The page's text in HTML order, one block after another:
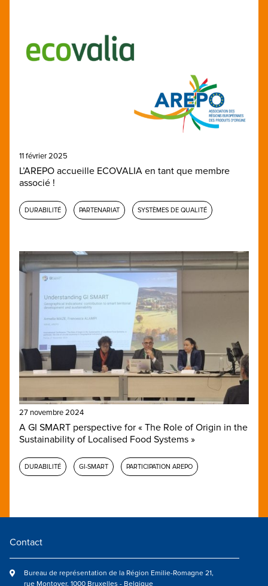
11 février 2025
L’AREPO accueille ECOVALIA en tant que membre
associé !
DURABILITÉ PARTENARIAT SYSTÈMES DE QUALITÉ
27 novembre 2024
A GI SMART perspective for « The Role of Origin in the
Sustainability of Localised Food Systems »
DURABILITÉ GI-SMART PARTICIPATION AREPO
Contact
Bureau de représentation de la Région Emilie-Romagne 21,
rue Montoyer, 1000 Bruxelles - Belgique